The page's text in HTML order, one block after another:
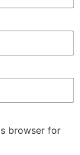
browser for